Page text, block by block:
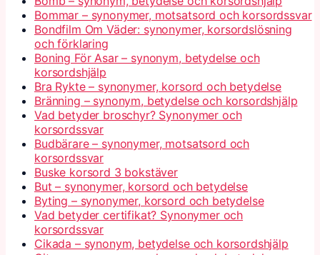
Bommar – synonymer, motsatsord och korsordssvar
Bondfilm Om Väder: synonymer, korsordslösning
och förklaring
Boning För Asar – synonym, betydelse och
korsordshjälp
Bra Rykte – synonymer, korsord och betydelse
Bränning – synonym, betydelse och korsordshjälp
Vad betyder broschyr? Synonymer och
korsordssvar
Budbärare – synonymer, motsatsord och
korsordssvar
Buske korsord 3 bokstäver
But – synonymer, korsord och betydelse
Byting – synonymer, korsord och betydelse
Vad betyder certifikat? Synonymer och
korsordssvar
Cikada – synonym, betydelse och korsordshjälp